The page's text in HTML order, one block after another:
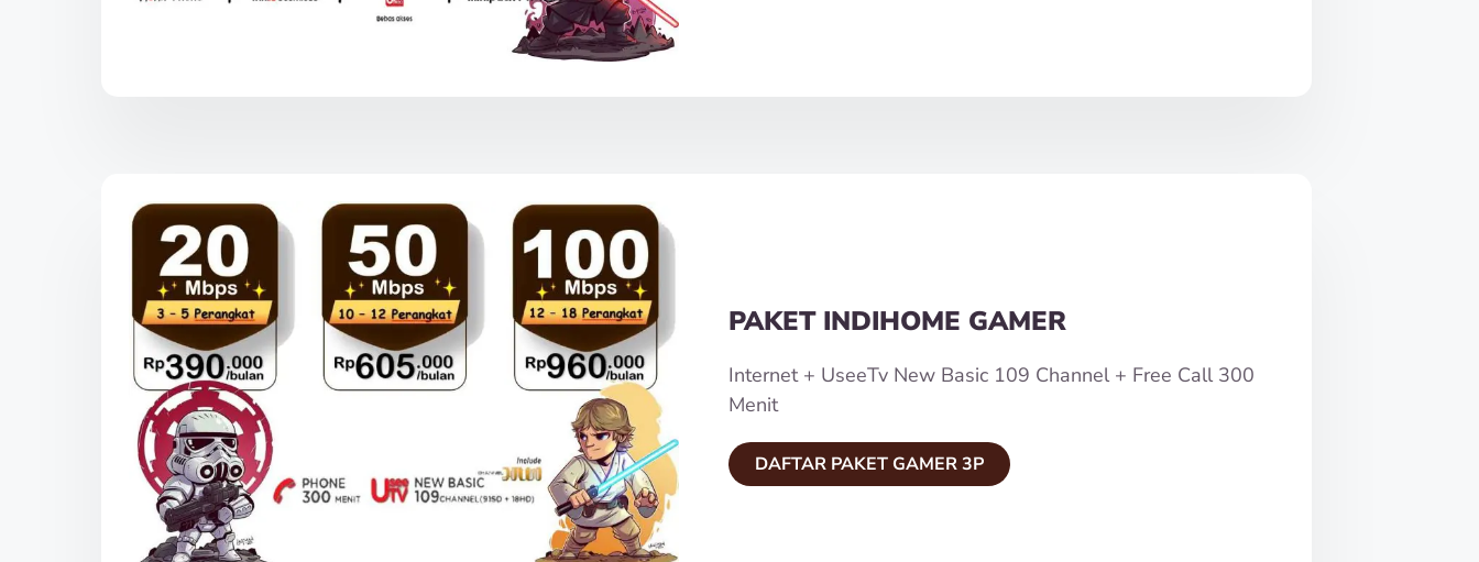
PAKET INDIHOME GAMER
Internet + UseeTv New Basic 109 Channel + Free Call 300
Menit
DAFTAR PAKET GAMER 3P